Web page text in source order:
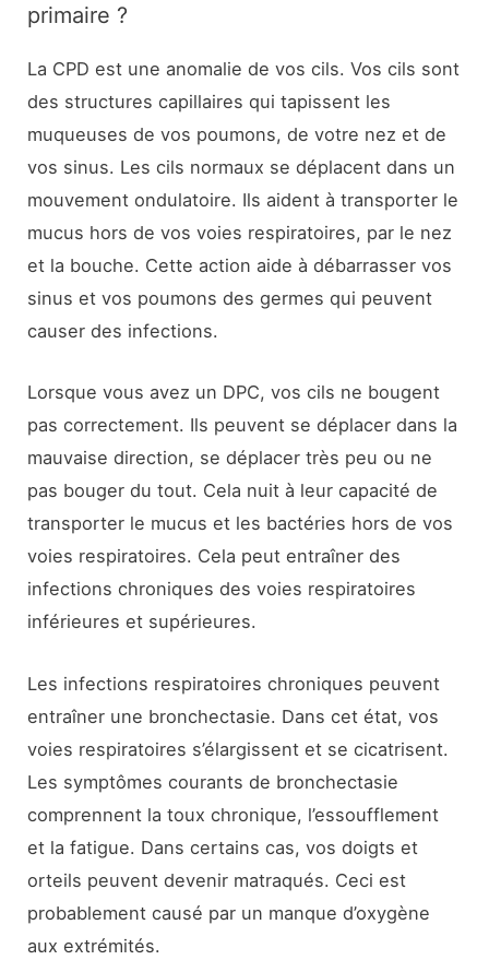
primaire ?
La CPD est une anomalie de vos cils. Vos cils sont
des structures capillaires qui tapissent les
muqueuses de vos poumons, de votre nez et de
vos sinus. Les cils normaux se déplacent dans un
mouvement ondulatoire. Ils aident à transporter le
mucus hors de vos voies respiratoires, par le nez
et la bouche. Cette action aide à débarrasser vos
sinus et vos poumons des germes qui peuvent
causer des infections.
Lorsque vous avez un DPC, vos cils ne bougent
pas correctement. Ils peuvent se déplacer dans la
mauvaise direction, se déplacer très peu ou ne
pas bouger du tout. Cela nuit à leur capacité de
transporter le mucus et les bactéries hors de vos
voies respiratoires. Cela peut entraîner des
infections chroniques des voies respiratoires
inférieures et supérieures.
Les infections respiratoires chroniques peuvent
entraîner une bronchectasie. Dans cet état, vos
voies respiratoires s’élargissent et se cicatrisent.
Les symptômes courants de bronchectasie
comprennent la toux chronique, l’essoufflement
et la fatigue. Dans certains cas, vos doigts et
orteils peuvent devenir matraqués. Ceci est
probablement causé par un manque d’oxygène
aux extrémités.